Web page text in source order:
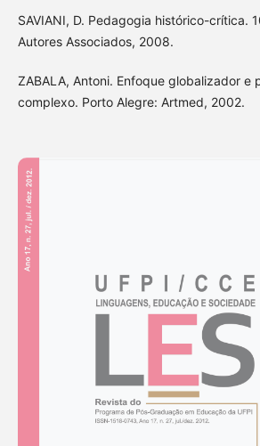
SAVIANI, D. Pedagogia histórico-crítica.
Autores Associados, 2008.
ZABALA, Antoni. Enfoque globalizador e
complexo. Porto Alegre: Artmed, 2002.